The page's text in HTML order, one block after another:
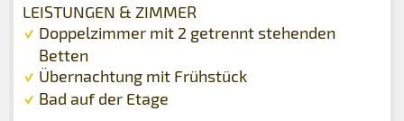
LEISTUNGEN & ZIMMER
Doppelzimmer mit 2 getrennt stehenden
Betten
Übernachtung mit Frühstück
Bad auf der Etage